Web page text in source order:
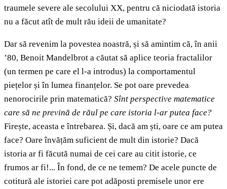
traumele severe ale secolului XX, pentru că niciodată istoria
nu a făcut atît de mult rău ideii de umanitate?
Dar să revenim la povestea noastră, și să amintim că, în anii
’80, Benoit Mandelbrot a căutat să aplice teoria fractalilor
(un termen pe care el l-a introdus) la comportamentul
piețelor și în lumea finanțelor. Se pot oare prevedea
nenorocirile prin matematică? Sînt perspective matematice
care să ne prevină de răul pe care istoria l-ar putea face?
Firește, aceasta e întrebarea. Și, dacă am ști, oare ce am putea
face? Oare învățăm suficient de mult din istorie? Dacă
istoria ar fi făcută numai de cei care au citit istorie, ce
frumos ar fi!... În fond, de ce ne temem? De acele puncte de
cotitură ale istoriei care pot adăposti premisele unor ere